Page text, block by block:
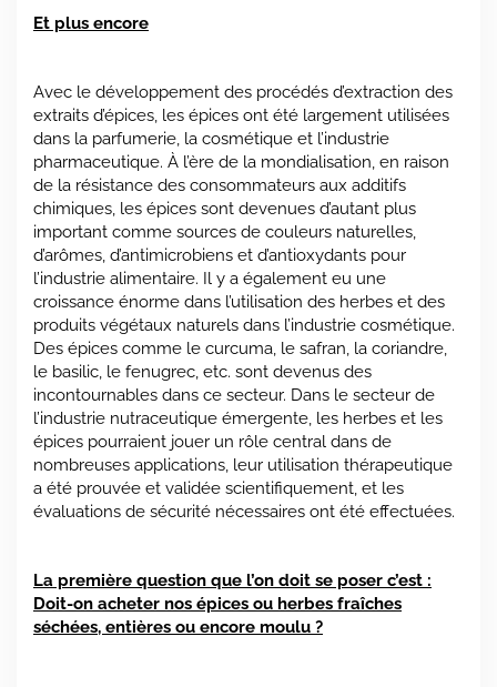
Et plus encore
Avec le développement des procédés d’extraction des
extraits d’épices, les épices ont été largement utilisées
dans la parfumerie, la cosmétique et l’industrie
pharmaceutique. À l’ère de la mondialisation, en raison
de la résistance des consommateurs aux additifs
chimiques, les épices sont devenues d’autant plus
important comme sources de couleurs naturelles,
d’arômes, d’antimicrobiens et d’antioxydants pour
l’industrie alimentaire. Il y a également eu une
croissance énorme dans l’utilisation des herbes et des
produits végétaux naturels dans l’industrie cosmétique.
Des épices comme le curcuma, le safran, la coriandre,
le basilic, le fenugrec, etc. sont devenus des
incontournables dans ce secteur. Dans le secteur de
l’industrie nutraceutique émergente, les herbes et les
épices pourraient jouer un rôle central dans de
nombreuses applications, leur utilisation thérapeutique
a été prouvée et validée scientifiquement, et les
évaluations de sécurité nécessaires ont été effectuées.
La première question que l’on doit se poser c’est :
Doit-on acheter nos épices ou herbes fraîches
séchées, entières ou encore moulu ?